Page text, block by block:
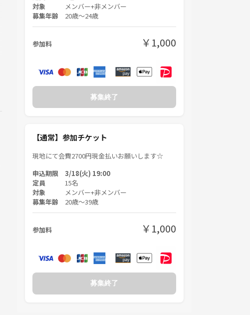
対象 メンバー+非メンバー
募集年齢 20歳〜24歳
参加料 ￥1,000
募集終了
【通常】参加チケット
現地にて会費2700円現金払いお願いします☆
申込期限 3/18(火) 19:00
定員 15名
対象 メンバー+非メンバー
募集年齢 20歳〜39歳
参加料 ￥1,000
募集終了